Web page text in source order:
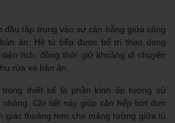
đầu tập trung vào sự cân bằng giữa công
ăn. Hệ tủ bếp được bố trí theo dạng
tích, đồng thời giữ khoảng di chuyển
rửa và bàn ăn.
thiết kế là phần kính ốp tường sử
Chi tiết này giúp căn bếp bớt đơn
giác thoáng hơn cho mảng tường giữa tủ